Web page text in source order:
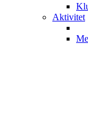
Aktivitet